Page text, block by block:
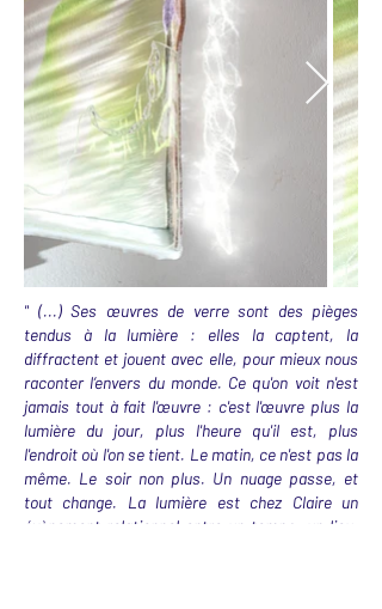
" (...) Ses œuvres de verre sont des pièges
tendus à la lumière : elles la captent, la
diffractent et jouent avec elle, pour mieux nous
raconter l’envers du monde. Ce qu'on voit n'est
jamais tout à fait l'œuvre : c'est l'œuvre plus la
lumière du jour, plus l'heure qu'il est, plus
l'endroit où l'on se tient. Le matin, ce n'est pas la
même. Le soir non plus. Un nuage passe, et
tout change. La lumière est chez Claire un
évènement relationnel entre un temps, un lieu,